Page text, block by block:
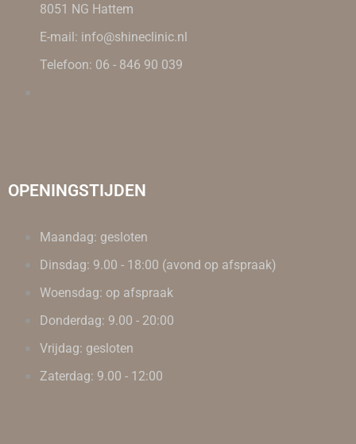
8051 NG Hattem
E-mail: info@shineclinic.nl
Telefoon: 06 - 846 90 039
OPENINGSTIJDEN
Maandag: gesloten
Dinsdag: 9.00 - 18:00 (avond op afspraak)
Woensdag: op afspraak
Donderdag: 9.00 - 20:00
Vrijdag: gesloten
Zaterdag: 9.00 - 12:00